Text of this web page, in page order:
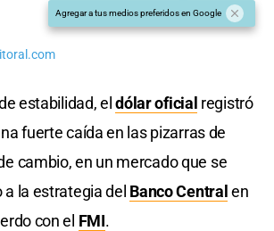
Agregar a tus medios preferidos en Google
estabilidad, eldólar oficial registró
fuerte caída en las pizarras de
cambio, en un mercado que se
la estrategia del Banco Centralen
con el FMI.